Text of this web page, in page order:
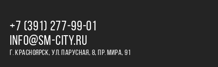
+7 (391) 277‒99‒01
INFO@SM-CITY.RU
Г. КРАСНОЯРСК, УЛ. ПАРУСНАЯ, 8, ПР. МИРА, 91